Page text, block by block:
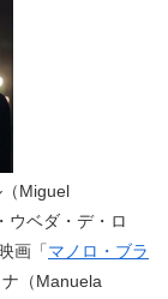
Miguel
ウベダ・デ・ロ
画「マノロ・ブラ
（Manuela